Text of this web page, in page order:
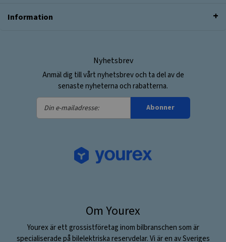
Information
Nyhetsbrev
Anmäl dig till vårt nyhetsbrev och ta del av de
senaste nyheterna och rabatterna.
Din
e-
Abonner
Om Yourex
Yourex är ett grossistföretag inom bilbranschen som är
specialiserade på bilelektriska reservdelar. Vi är en av Sveriges